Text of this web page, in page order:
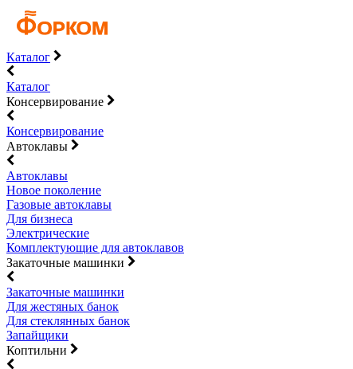
Каталог
Каталог
Консервирование
Консервирование
Автоклавы
Автоклавы
Новое поколение
Газовые автоклавы
Для бизнеса
Электрические
Комплектующие для автоклавов
Закаточные машинки
Закаточные машинки
Для жестяных банок
Для стеклянных банок
Запайщики
Коптильни